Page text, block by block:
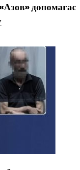
допомагає